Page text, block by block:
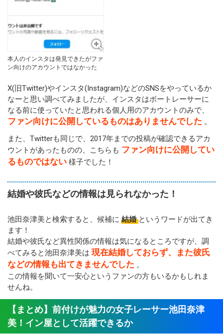
本人のインスタは発見できたがファ
ン向けのアカウントではなかった
X(旧Twitter)やインスタ(Instagram)などのSNSをやっているか
なーと思い調べてみましたが、インスタはボートレーサーに
なる前に使っていたと思われる個人用のアカウントのみで、
ファン向けに公開しているものはありませんでした 。
また、Twitterも同じで、2017年までの投稿が確認できるアカ
ウントがあったものの、こちらも ファン向けに公開してい
るものではない 様子でした！
結婚や彼氏などの情報は見られなかった！
池田奈津美と検索すると、候補に 結婚というワードが出てき
ます！
結婚や彼氏など異性関係の情報は気になるところですが、調
べてみると池田奈津美は 現在結婚しておらず、また彼氏
などの情報も出てきませんでした 。
この情報を聞いて一安心というファンの方もいるかもしれま
せんね。
【まとめ】前付けが魅力の女子レーサー池田奈津
美！イン屋として活躍できるか